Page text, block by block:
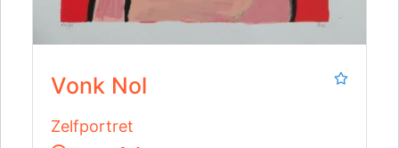
Vonk Nol
Zelfportret